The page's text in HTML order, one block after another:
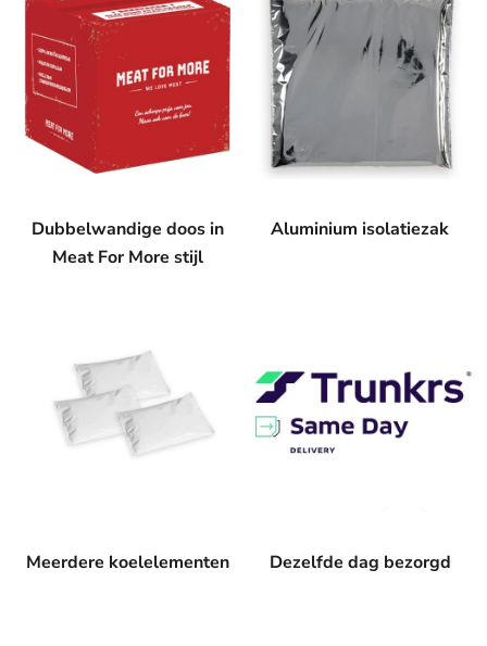
Dubbelwandige doos in
Meat For More stijl
Aluminium isolatiezak
Meerdere koelelementen Dezelfde dag bezorgd